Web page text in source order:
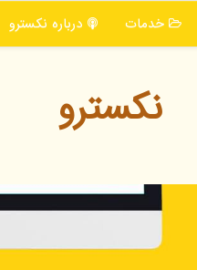
خدمات درباره نكسترو
نكسترو